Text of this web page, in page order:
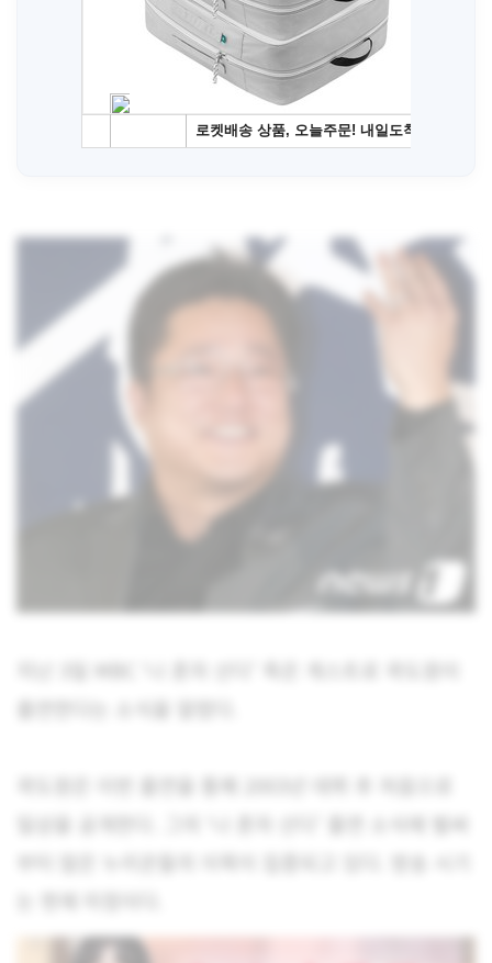
지난 3일 MBC ‘나 혼자 산다’ 측은 게스트로 곽도원이
출연한다는 소식을 알렸다.
곽도원은 이번 출연을 통해 2003년 데뷔 후 처음으로
일상을 공개한다. 그의 ‘나 혼자 산다’ 출연 소식에 벌써
부터 많은 누리꾼들의 이목이 집중되고 있다. 방송 시기